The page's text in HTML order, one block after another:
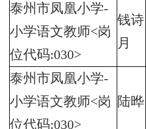
泰州市凤凰小学-
小学语文教师<岗
位代码:030>
钱诗
月
泰州市凤凰小学-
小学语文教师<岗
位代码:030>
陆晔